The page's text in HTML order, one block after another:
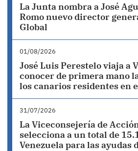
La Junta nombra a José
Romo nuevo director
Global
01/08/2026
José Luis Perestelo viaja a
conocer de primera mano
los canarios residentes en
31/07/2026
La Viceconsejería de
selecciona a un total de
Venezuela para las ayudas